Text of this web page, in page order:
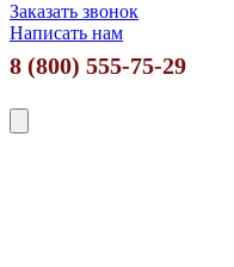
Заказать звонок
Написать нам
8 (800) 555-75-29